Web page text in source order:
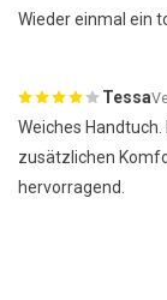
Wieder einmal ein
Tessa
Weiches
zusätzlichen
hervorragend.